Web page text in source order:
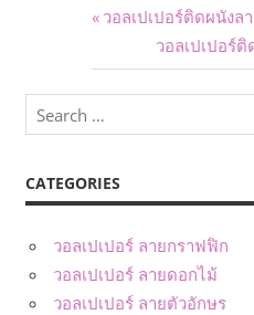
Post
navigation
Previous
วอลเปเปอร์ติดผนังล
Next
Post:
วอลเปเปอร์
CATEGORIES
วอลเปเปอร์ ลายกราฟฟิก
วอลเปเปอร์ ลายดอกไม้
วอลเปเปอร์ ลายตัวอักษร